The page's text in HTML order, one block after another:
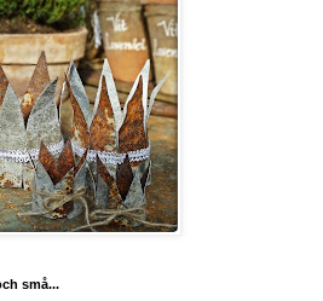
små...